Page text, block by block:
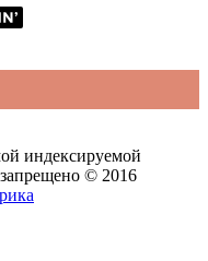
индексируемой
© 2016